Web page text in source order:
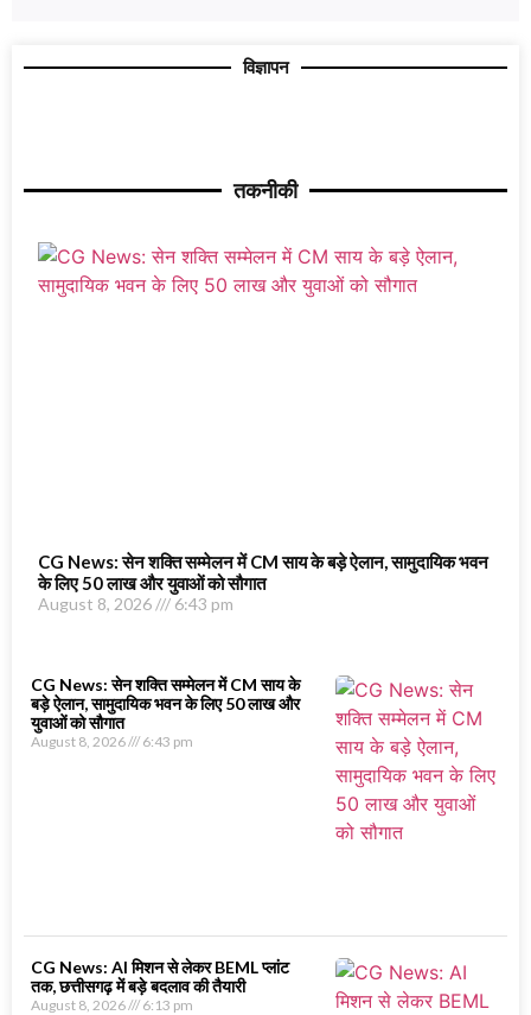
विज्ञापन
तकनीकी
CG News: सेन शक्ति सम्मेलन में CM साय के बड़े ऐलान, सामुदायिक भवन
के लिए 50 लाख और युवाओं को सौगात
August 8, 2026 6:43 pm
CG News: सेन शक्ति सम्मेलन में CM साय के
बड़े ऐलान, सामुदायिक भवन के लिए 50 लाख और
युवाओं को सौगात
August 8, 2026 6:43 pm
CG News: AI मिशन से लेकर BEML प्लांट
तक, छत्तीसगढ़ में बड़े बदलाव की तैयारी
August 8, 2026 6:13 pm